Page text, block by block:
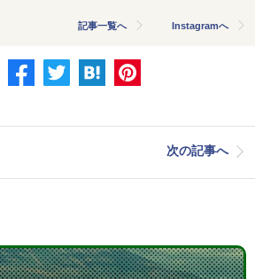
記事一覧へ Instagramへ
次の記事へ